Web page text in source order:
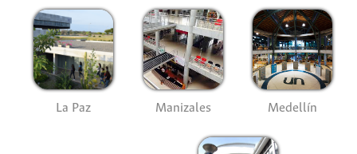
La Paz Manizales Medellín